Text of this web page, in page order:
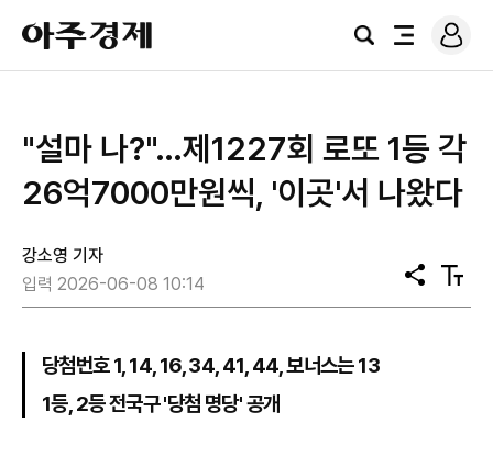
아
주
경
검
전
로
그
"설마 나?"…제1227회 로또 1등 각
26억7000만원씩, '이곳'서 나왔다
강소영 기자
입력 2026-06-08 10:14
공
유
텍
스
당첨번호 1, 14, 16, 34, 41, 44, 보너스는 13
1등, 2등 전국구 '당첨 명당' 공개